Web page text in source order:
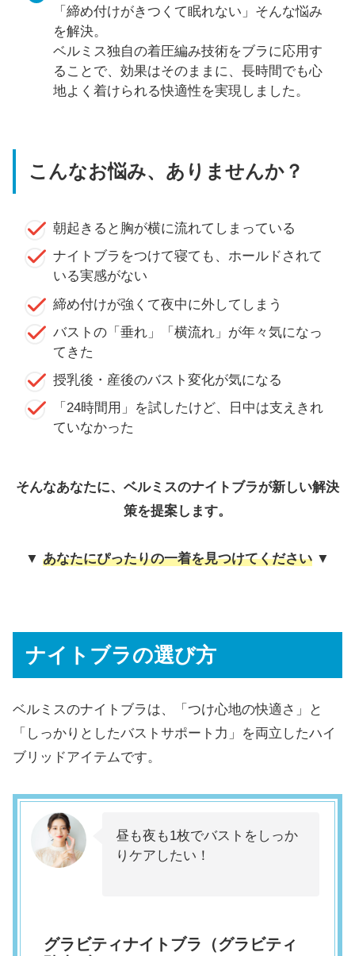
「締め付けがきつくて眠れない」そんな悩み
を解決。
ベルミス独自の着圧編み技術をブラに応用す
ることで、効果はそのままに、長時間でも心
地よく着けられる快適性を実現しました。
こんなお悩み、ありませんか？
朝起きると胸が横に流れてしまっている
ナイトブラをつけて寝ても、ホールドされて
いる実感がない
締め付けが強くて夜中に外してしまう
バストの「垂れ」「横流れ」が年々気になっ
てきた
授乳後・産後のバスト変化が気になる
「24時間用」を試したけど、日中は支えきれ
ていなかった
そんなあなたに、ベルミスのナイトブラが新しい解決
策を提案します。
▼ あなたにぴったりの一着を見つけてください ▼
ナイトブラの選び方
ベルミスのナイトブラは、「つけ心地の快適さ」と
「しっかりとしたバストサポート力」を両立したハイ
ブリッドアイテムです。
昼も夜も1枚でバストをしっか
りケアしたい！
グラビティナイトブラ（グラビティ